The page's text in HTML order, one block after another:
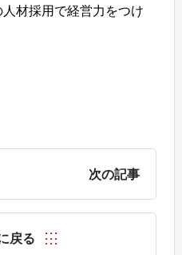
人材採用で経営力をつけ
次の記事
戻る